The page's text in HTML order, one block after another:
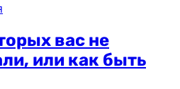
вас не
или как быть